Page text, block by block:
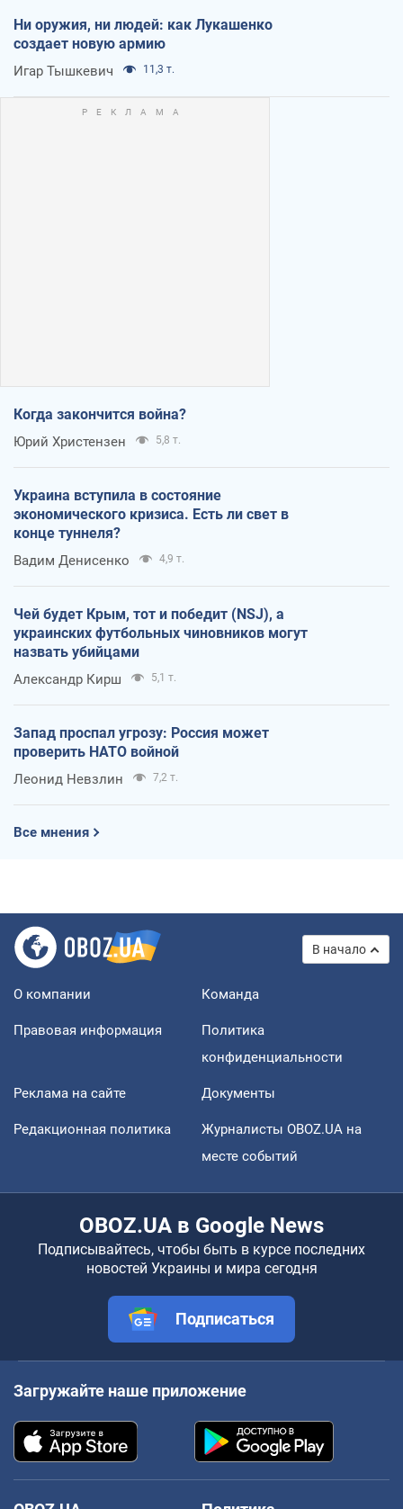
Ни оружия, ни людей: как Лукашенко
создает новую армию
Игар Тышкевич 11,3 т.
Когда закончится война?
Юрий Христензен 5,8 т.
Украина вступила в состояние
экономического кризиса. Есть ли свет в
конце туннеля?
Вадим Денисенко 4,9 т.
Чей будет Крым, тот и победит (NSJ), а
украинских футбольных чиновников могут
назвать убийцами
Александр Кирш 5,1 т.
Запад проспал угрозу: Россия может
проверить НАТО войной
Леонид Невзлин 7,2 т.
Все мнения
В начало
О компании Команда
Правовая информация
Политика
конфиденциальности
Реклама на сайте Документы
Редакционная политика
Журналисты OBOZ.UA на
месте событий
OBOZ.UA в Google News
Подписывайтесь, чтобы быть в курсе последних
новостей Украины и мира сегодня
Подписаться
Загружайте наше приложение